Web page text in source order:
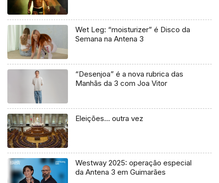
Wet Leg: “moisturizer” é Disco da
Semana na Antena 3
“Desenjoa” é a nova rubrica das
Manhãs da 3 com Joa Vitor
Eleições… outra vez
Westway 2025: operação especial
da Antena 3 em Guimarães